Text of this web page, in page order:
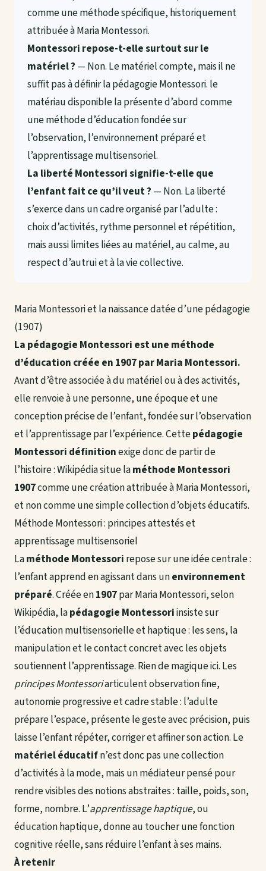
comme une méthode spécifique, historiquement
attribuée à Maria Montessori.
Montessori repose-t-elle surtout sur le
matériel ? — Non. Le matériel compte, mais il ne
suffit pas à définir la pédagogie Montessori. le
matériau disponible la présente d’abord comme
une méthode d’éducation fondée sur
l’observation, l’environnement préparé et
l’apprentissage multisensoriel.
La liberté Montessori signifie-t-elle que
l’enfant fait ce qu’il veut ? — Non. La liberté
s’exerce dans un cadre organisé par l’adulte :
choix d’activités, rythme personnel et répétition,
mais aussi limites liées au matériel, au calme, au
respect d’autrui et à la vie collective.
Maria Montessori et la naissance datée d’une pédagogie
(1907)
La pédagogie Montessori est une méthode
d’éducation créée en 1907 par Maria Montessori.
Avant d’être associée à du matériel ou à des activités,
elle renvoie à une personne, une époque et une
conception précise de l’enfant, fondée sur l’observation
et l’apprentissage par l’expérience. Cettepédagogie
Montessori définitionexige donc de partir de
l’histoire : Wikipédia situe laméthode Montessori
1907comme une création attribuée à Maria Montessori,
et non comme une simple collection d’objets éducatifs.
Méthode Montessori : principes attestés et
apprentissage multisensoriel
Laméthode Montessori repose sur une idée centrale :
l’enfant apprend en agissant dans unenvironnement
préparé. Créée en1907par Maria Montessori, selon
Wikipédia, lapédagogie Montessoriinsiste sur
l’éducation multisensorielle et haptique : les sens, la
manipulation et le contact concret avec les objets
soutiennent l’apprentissage. Rien de magique ici. Les
principes Montessoriarticulent observation fine,
autonomie progressive et cadre stable : l’adulte
prépare l’espace, présente le geste avec précision, puis
laisse l’enfant répéter, corriger et affiner son action. Le
matériel éducatifn’est donc pas une collection
d’activités à la mode, mais un médiateur pensé pour
rendre visibles des notions abstraites : taille, poids, son,
forme, nombre. L’apprentissage haptique, ou
éducation haptique, donne au toucher une fonction
cognitive réelle, sans réduire l’enfant à ses mains.
À retenir